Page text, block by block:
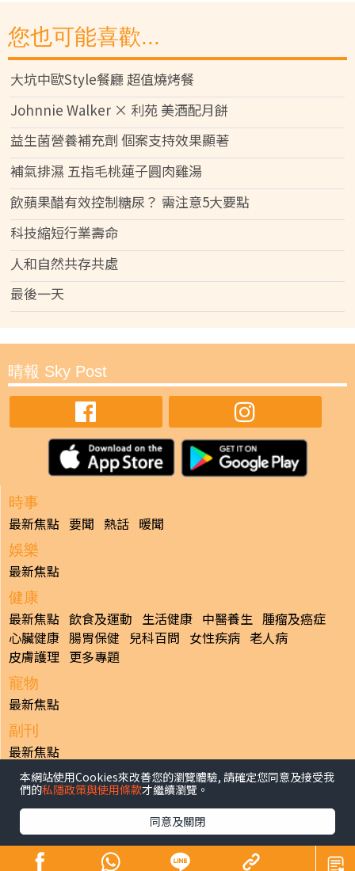
您也可能喜歡...
大坑中歐Style餐廳 超值燒烤餐
Johnnie Walker × 利苑 美酒配月餅
益生菌營養補充劑 個案支持效果顯著
補氣排濕 五指毛桃蓮子圓肉雞湯
飲蘋果醋有效控制糖尿？ 需注意5大要點
科技縮短行業壽命
人和自然共存共處
最後一天
晴報 Sky Post
時事
最新焦點 要聞 熱話 暖聞
娛樂
最新焦點
健康
最新焦點 飲食及運動 生活健康 中醫養生 腫瘤及癌症
心臟健康 腸胃保健 兒科百問 女性疾病 老人病
皮膚護理 更多專題
寵物
最新焦點
副刊
最新焦點
日報
揭頁版 港聞 財經/地產 中國/國際
生活副刊
體育 專題/人物
香港經濟日報版權所有©2026
本網站使用Cookies來改善您的瀏覽體驗, 請確定您同意及接受我
們的私隱政策與使用條款才繼續瀏覽。
同意及關閉